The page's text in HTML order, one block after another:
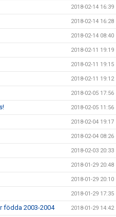
2018-02-14 16:39
2018-02-14 16:28
2018-02-14 08:40
2018-02-11 19:19
2018-02-11 19:15
2018-02-11 19:12
2018-02-05 17:56
2018-02-05 11:56
2018-02-04 19:17
2018-02-04 08:26
2018-02-03 20:33
2018-01-29 20:48
2018-01-29 20:10
2018-01-29 17:35
födda 2003-2004 2018-01-29 14:42